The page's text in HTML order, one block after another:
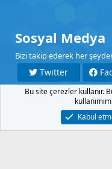
Sosyal Medya
Bizi takip ederek her
Twitter
YouTube
Şartlar Gizlilik
Bu site çerezler kullanır.
Kabul